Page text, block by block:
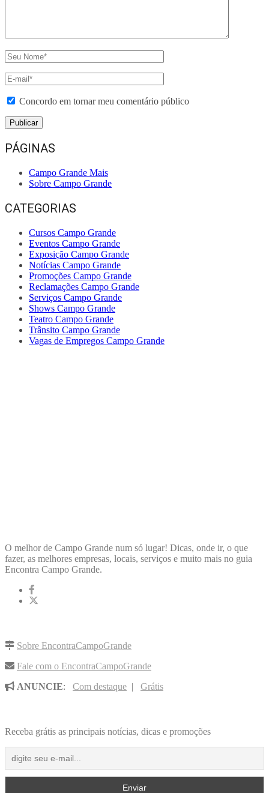
Concordo em tornar meu comentário público
PÁGINAS
Campo Grande Mais
Sobre Campo Grande
CATEGORIAS
Cursos Campo Grande
Eventos Campo Grande
Exposição Campo Grande
Notícias Campo Grande
Promoções Campo Grande
Reclamações Campo Grande
Serviços Campo Grande
Shows Campo Grande
Teatro Campo Grande
Trânsito Campo Grande
Vagas de Empregos Campo Grande
O melhor de Campo Grande num só lugar! Dicas, onde ir, o que
fazer, as melhores empresas, locais, serviços e muito mais no guia
Encontra Campo Grande.
Sobre EncontraCampoGrande
Fale com o EncontraCampoGrande
ANUNCIE: Com destaque | Grátis
Receba grátis as principais notícias, dicas e promoções